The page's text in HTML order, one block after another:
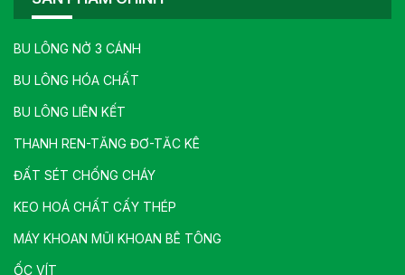
BU LÔNG NỞ 3 CÁNH
BU LÔNG HÓA CHẤT
BU LÔNG LIÊN KẾT
THANH REN-TĂNG ĐƠ-TĂC KÊ
ĐẤT SÉT CHỐNG CHÁY
KEO HOÁ CHẤT CẤY THÉP
MÁY KHOAN MŨI KHOAN BÊ TÔNG
ỐC VÍT